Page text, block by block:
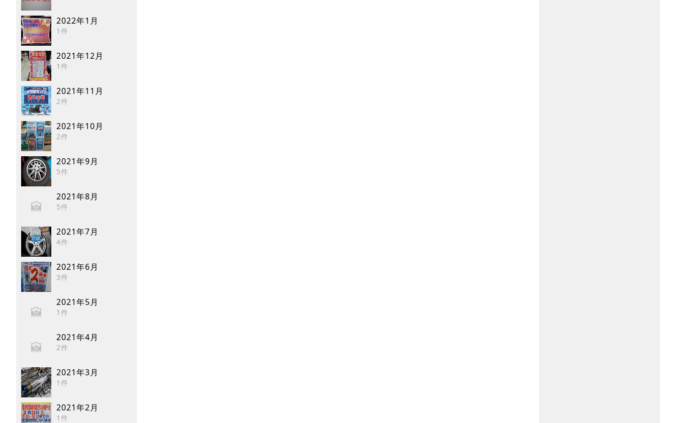
2022年1月
1件
2021年12月
1件
2021年11月
2件
2021年10月
2件
2021年9月
5件
2021年8月
5件
2021年7月
4件
2021年6月
3件
2021年5月
1件
2021年4月
2件
2021年3月
1件
2021年2月
1件